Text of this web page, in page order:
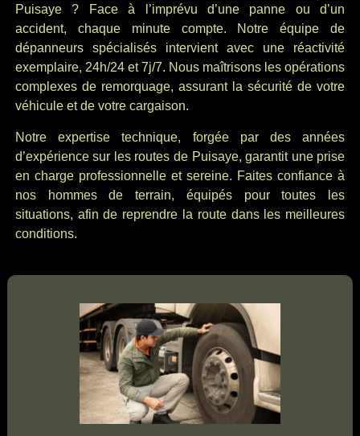
Puisaye ? Face à l’imprévu d’une panne ou d’un
accident, chaque minute compte. Notre équipe de
dépanneurs spécialisés intervient avec une réactivité
exemplaire, 24h/24 et 7j/7. Nous maîtrisons les opérations
complexes de remorquage, assurant la sécurité de votre
véhicule et de votre cargaison.
Notre expertise technique, forgée par des années
d’expérience sur les routes de Puisaye, garantit une prise
en charge professionnelle et sereine. Faites confiance à
nos hommes de terrain, équipés pour toutes les
situations, afin de reprendre la route dans les meilleures
conditions.